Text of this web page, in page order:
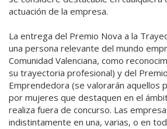
actuación de la empresa.
La entrega del Premio Nova a la
una persona relevante del mundo
Comunidad Valenciana, como
su trayectoria profesional) y del
Emprendedora (se valorarán aquellos
por mujeres que destaquen en el
realiza fuera de concurso. Las
indistintamente en una, varias, o en